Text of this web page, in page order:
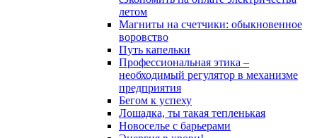
летом
Магниты на счетчики: обыкновенное
воровство
Путь капельки
Профессиональная этика –
необходимый регулятор в механизме
предприятия
Бегом к успеху
Лошадка, ты такая тепленькая
Новоселье с барьерами